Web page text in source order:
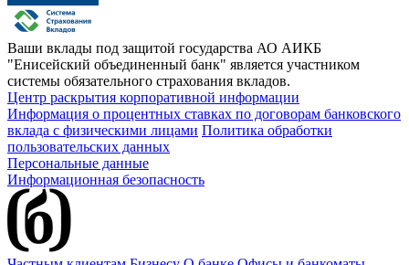
Ваши вклады под защитой государства АО АИКБ
"Енисейский объединенный банк" является участником
системы обязательного страхования вкладов.
Центр раскрытия корпоративной информации
Информация о процентных ставках по договорам банковского
вклада с физическими лицами Политика обработки
пользовательских данных
Персональные данные
Информационная безопасность